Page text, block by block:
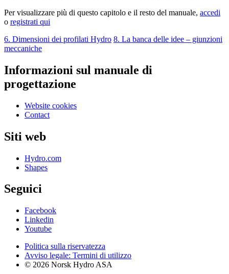
Per visualizzare più di questo capitolo e il resto del manuale, accedi
o registrati qui
6. Dimensioni dei profilati Hydro 8. La banca delle idee – giunzioni
meccaniche
Informazioni sul manuale di
progettazione
Website cookies
Contact
Siti web
Hydro.com
Shapes
Seguici
Facebook
Linkedin
Youtube
Politica sulla riservatezza
Avviso legale: Termini di utilizzo
© 2026 Norsk Hydro ASA